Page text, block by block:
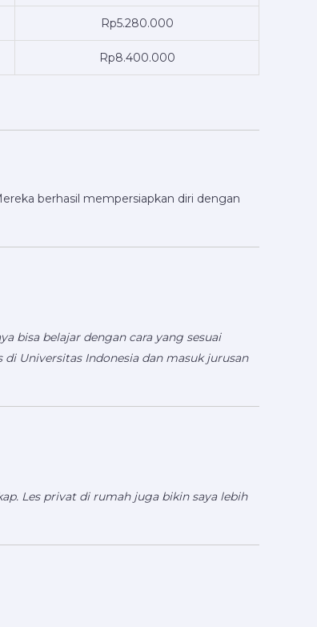
Rp5.280.000
Rp8.400.000
berhasil mempersiapkan diri dengan
bisa belajar dengan cara yang sesuai
Universitas Indonesia dan masuk jurusan
Les privat di rumah juga bikin saya lebih